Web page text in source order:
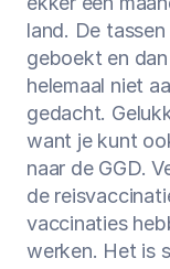
land. De
geboekt en
helemaal niet
gedacht.
want je kunt
naar de GGD.
de
vaccinaties
werken. Het is
ouderen
Kortlopende
Zakelijke
Aanvullende dekkingen
Medische
Bagage